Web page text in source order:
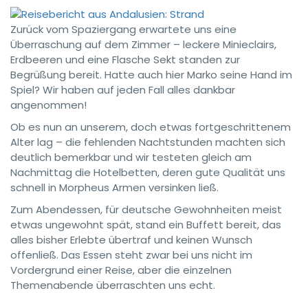
Zurück vom Spaziergang erwartete uns eine
Überraschung auf dem Zimmer – leckere Minieclairs,
Erdbeeren und eine Flasche Sekt standen zur
Begrüßung bereit. Hatte auch hier Marko seine Hand im
Spiel? Wir haben auf jeden Fall alles dankbar
angenommen!
Ob es nun an unserem, doch etwas fortgeschrittenem
Alter lag – die fehlenden Nachtstunden machten sich
deutlich bemerkbar und wir testeten gleich am
Nachmittag die Hotelbetten, deren gute Qualität uns
schnell in Morpheus Armen versinken ließ.
Zum Abendessen, für deutsche Gewohnheiten meist
etwas ungewohnt spät, stand ein Buffett bereit, das
alles bisher Erlebte übertraf und keinen Wunsch
offenließ. Das Essen steht zwar bei uns nicht im
Vordergrund einer Reise, aber die einzelnen
Themenabende überraschten uns echt.